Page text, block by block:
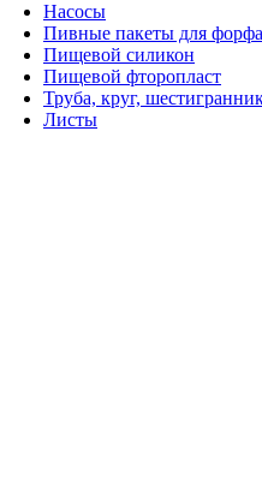
Насосы
Пивные пакеты для
Пищевой силикон
Пищевой фторопласт
Труба, круг,
Листы